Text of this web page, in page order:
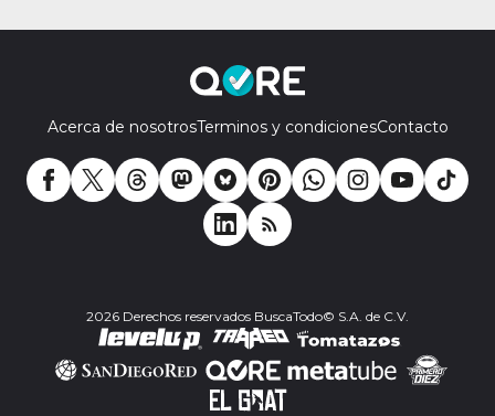
Acerca de nosotrosTerminos y condicionesContacto
2026 Derechos reservados BuscaTodo© S.A. de C.V.